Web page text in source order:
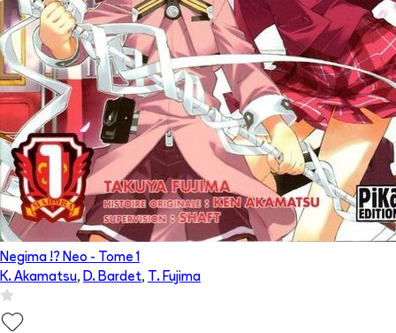
Negima !? Neo - Tome 1
K. Akamatsu, D. Bardet, T. Fujima